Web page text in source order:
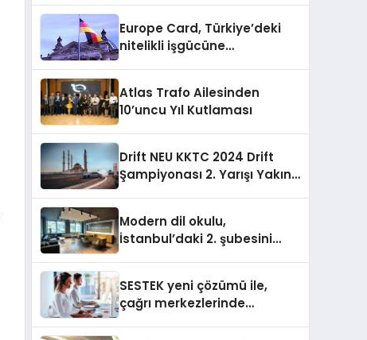
Europe Card, Türkiye’deki
nitelikli işgücüne
Atlas Trafo Ailesinden
10’uncu Yıl Kutlaması
Drift NEU KKTC 2024 Drift
Şampiyonası 2. Yarışı Yakın
Modern dil okulu,
İstanbul’daki 2. şubesini
SESTEK yeni çözümü ile,
çağrı merkezlerinde